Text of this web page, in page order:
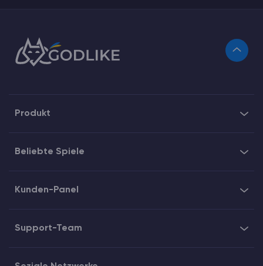
Produkt
Beliebte Spiele
Kunden-Panel
Support-Team